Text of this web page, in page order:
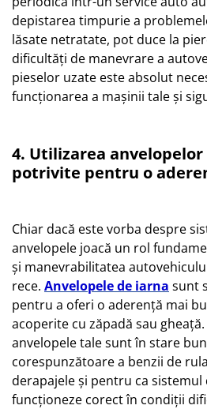
depistarea timpurie a
lăsate netratate, pot duce la
dificultăți de manevrare a
pieselor uzate este absolut
funcționarea a mașinii tale și
4. Utilizarea
potrivite pentru o
Chiar dacă este vorba despre
anvelopele joacă un rol
și manevrabilitatea
rece. Anvelopele de iarna sunt
pentru a oferi o aderență mai
acoperite cu zăpadă sau
anvelopele tale sunt în stare
corespunzătoare a benzii de
derapajele și pentru ca sistemul
funcționeze corect în condiții